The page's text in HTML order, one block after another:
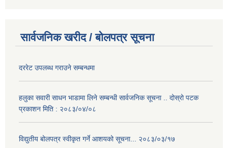
सार्वजनिक खरीद / बोलपत्र सूचना
दररेट उपलब्ध गराउने सम्बन्धमा
हलुका सवारी साधन भाडामा लिने सम्बन्धी सार्वजनिक सूचना .. दोस्रो पटक
प्रकाशन मिति : २०८३/०४/०८
विद्युतीय बोलपत्र स्वीकृत गर्ने आशयको सूचना... २०८३/०३/१७